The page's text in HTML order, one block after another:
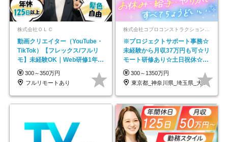
株式会社ＯＬＣ
動画クリエイター（YouTube・
TikTok）【フレックス/フルリ
モ】未経験OK｜Web研修1年間
｜副業OK
300～350万円
フルリモートあり
※プロジェクトサポート事務☆
未経験から月収37万円も可☆リ
モート研修あり☆土日祝休☆20
代～30代活躍/b
300～1350万円
東京都_神奈川県_埼玉県_大阪府_愛知県…